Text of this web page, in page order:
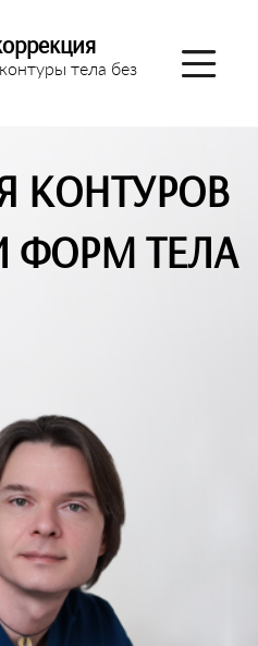
тела без
КОНТУРОВ
ФОРМ ТЕЛА